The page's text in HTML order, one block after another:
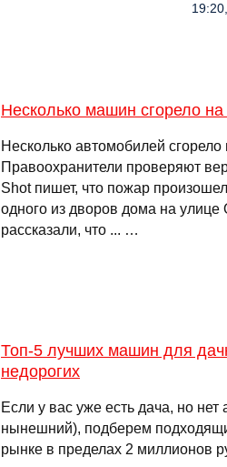
Несколько машин сгорело
Несколько автомобилей
Правоохранители проверяют
Shot пишет, что пожар
одного из дворов дома на
рассказали, что ... …
Топ-5 лучших машин для
недорогих
Если у вас уже есть дача, но
нынешний), подберем
рынке в пределах 2 миллионов